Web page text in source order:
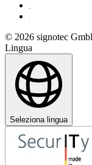
© 2026 signotec
Lingua
Seleziona lingua